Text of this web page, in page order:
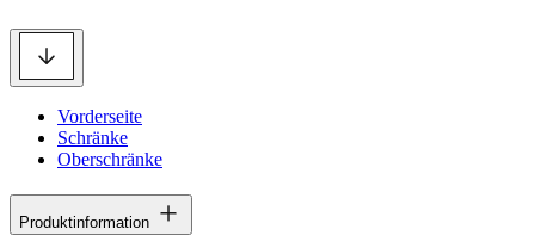
Vorderseite
Schränke
Oberschränke
Produktinformation